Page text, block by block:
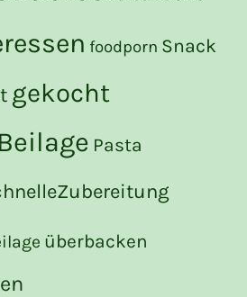
foodporn Snack
gekocht
Beilage Pasta
überbacken